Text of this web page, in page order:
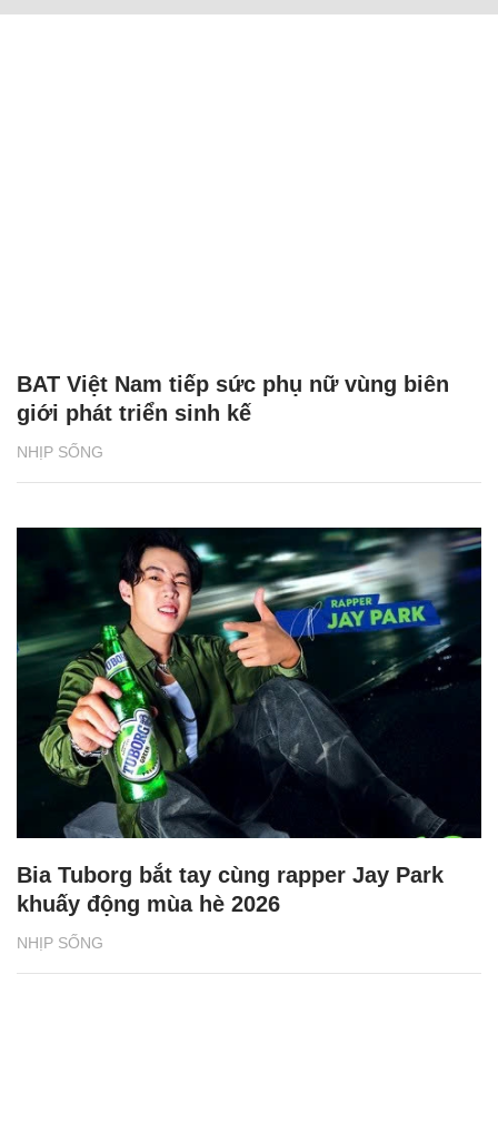
NHỊP SỐNG
BAT Việt Nam tiếp sức phụ nữ vùng biên
giới phát triển sinh kế
NHỊP SỐNG
Bia Tuborg bắt tay cùng rapper Jay Park
khuấy động mùa hè 2026